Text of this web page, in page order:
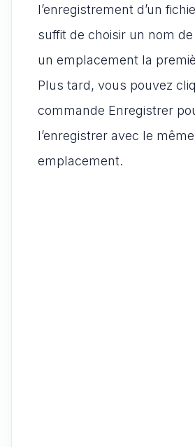
l’enregistrement d’un
suffit de choisir un nom
un emplacement la
Plus tard, vous pouvez
commande Enregistrer
l’enregistrer avec le
emplacement.